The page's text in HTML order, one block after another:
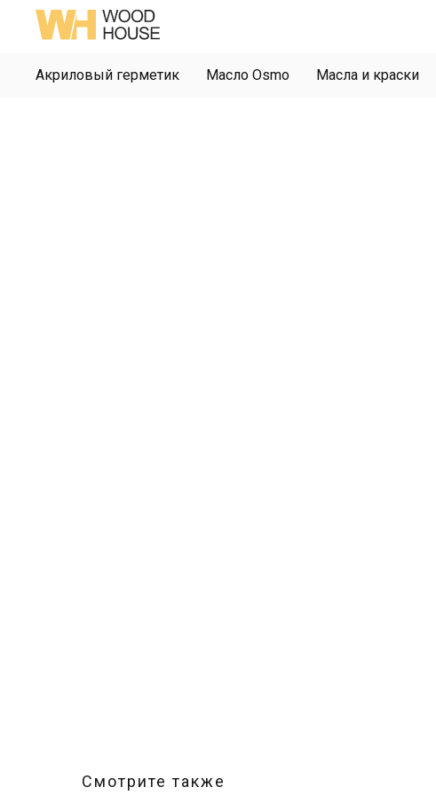
Акриловый герметик Масло Osmo Масла и краски
Смотрите также